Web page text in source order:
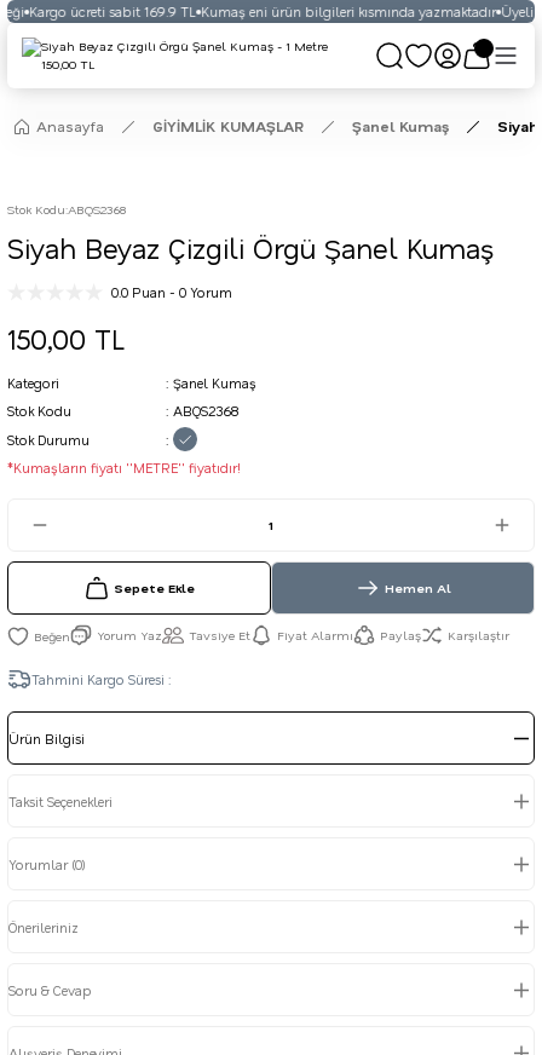
Kargo ücreti sabit 169.9 TL Kumaş eni ürün bilgileri kısmında yazmaktadır Üyelikli
Anasayfa GİYİMLİK KUMAŞLAR Şanel Kumaş
Stok Kodu:ABQS2368
Siyah Beyaz Çizgili Örgü Şanel Kumaş
0.0 Puan - 0 Yorum
150,00 TL
Kategori
Şanel Kumaş
Stok Kodu
ABQS2368
Stok Durumu
*Kumaşların fiyatı ''METRE'' fiyatıdır!
Sepete Ekle Hemen Al
Yorum Yaz Tavsiye Et Fiyat Alarmı Paylaş Karşılaştır
Tahmini Kargo Süresi :
Ürün Bilgisi
Taksit Seçenekleri
Yorumlar (0)
Önerileriniz
Soru & Cevap